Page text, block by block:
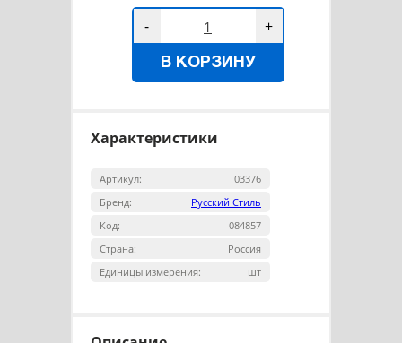
- +
В КОРЗИНУ
Характеристики
Артикул:
03376
Бренд:
Русский Стиль
Код:
084857
Страна:
Россия
Единицы измерения:
шт